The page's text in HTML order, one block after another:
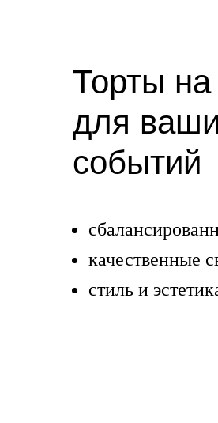
Торты на
для
событий
качественные
стиль и